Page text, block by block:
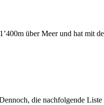
über Meer und hat mit
die nachfolgende